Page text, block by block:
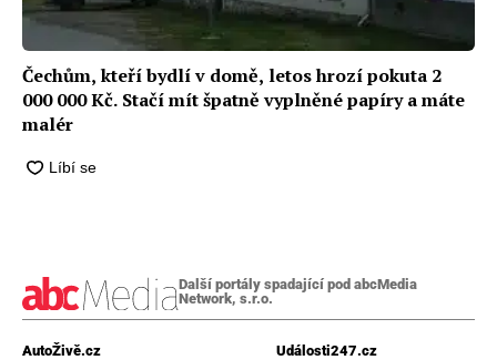
Čechům, kteří bydlí v domě, letos hrozí pokuta 2
000 000 Kč. Stačí mít špatně vyplněné papíry a máte
malér
Další portály spadající pod abcMedia
Network, s.r.o.
AutoŽivě.cz
Události247.cz